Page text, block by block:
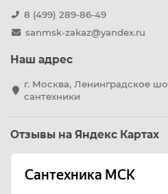
8 (499) 289-86-49
sanmsk-zakaz@yandex.ru
Наш адрес
г. Москва, Ленинградское
сантехники
Отзывы на Яндекс Картах